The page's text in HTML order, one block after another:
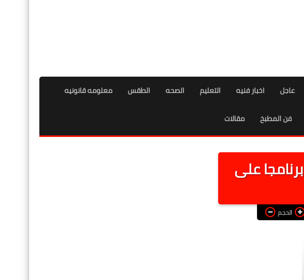
عاجل اخبار فنيه التعليم الصحه الطقس معلومه قانونيه
فن المطبخ مقالات
برامج جديدة تعرض لأول مرة..تعرف على مواعيد عرض ٢١ برنامجا على
الحجم